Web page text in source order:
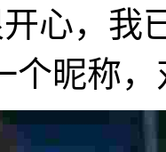
心，我
个昵称